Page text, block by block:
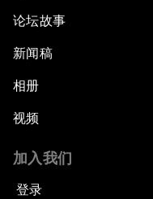
论坛故事
新闻稿
相册
视频
加入我们
登录